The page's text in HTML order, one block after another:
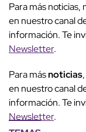
Para más noticias,
en nuestro canal
información. Te
Newsletter.
Para másnoticias
en nuestro canal
información. Te
Newsletter.